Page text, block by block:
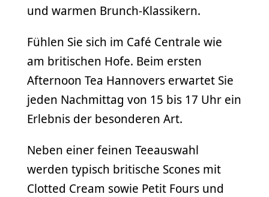
und warmen Brunch-Klassikern.
Fühlen Sie sich im Café Centrale wie
am britischen Hofe. Beim ersten
Afternoon Tea Hannovers erwartet Sie
jeden Nachmittag von 15 bis 17 Uhr ein
Erlebnis der besonderen Art.
Neben einer feinen Teeauswahl
werden typisch britische Scones mit
Clotted Cream sowie Petit Fours und